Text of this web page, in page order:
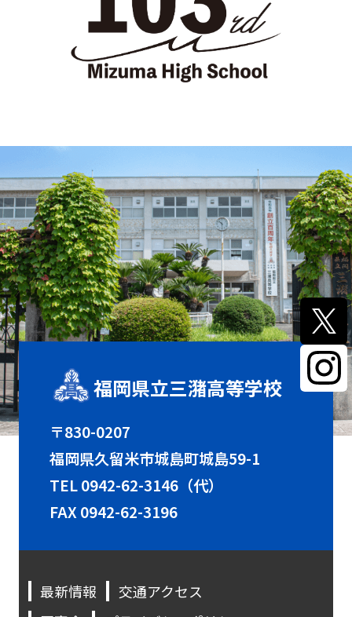
福岡県立三潴高等学校
〒830-0207
福岡県久留米市城島町城島59-1
TEL0942-62-3146（代）
FAX 0942-62-3196
最新情報
交通アクセス